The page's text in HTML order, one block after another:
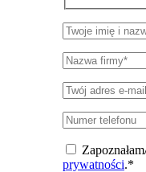
prywatności.*